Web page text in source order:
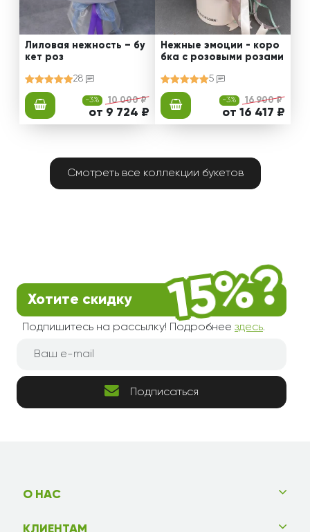
Лиловая нежность – бу
кет роз
28
-3% 10 000 ₽
от 9 724 ₽
Нежные эмоции - коро
бка с розовыми розами
5
-3% 16 900 ₽
от 16 417 ₽
Смотреть все коллекции букетов
Хотите скидку
Подпишитесь на рассылку! Подробнее здесь.
Подписаться
О НАС
КЛИЕНТАМ